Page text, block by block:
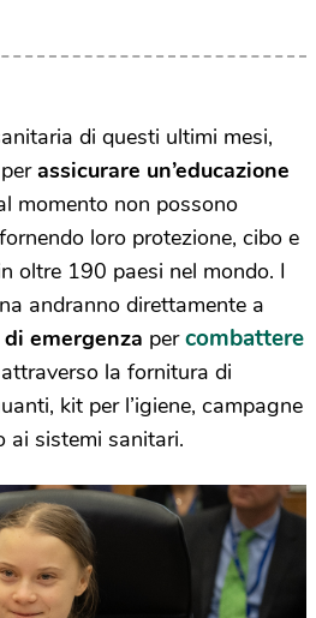
di questi ultimi mesi,
assicurare un’educazione
momento non possono
loro protezione, cibo e
oltre 190 paesi nel mondo. I
andranno direttamente a
emergenza percombattere
la fornitura di
kit per l’igiene, campagne
ai sistemi sanitari.